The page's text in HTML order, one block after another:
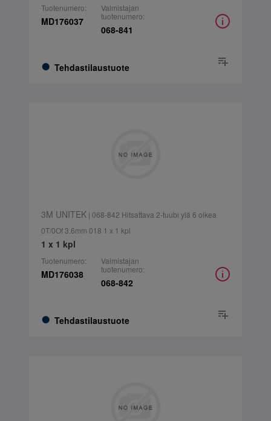
Tuotenumero:
MD176037
Tehdastilaustuote
Valmistajan
tuotenumero:
068-841
3M UNITEK| 068-842 Hitsattava 2-tuubi ylä 6 oikea
0T/0Of 3.6mm 018 1 x 1 kpl
1 x 1 kpl
Tuotenumero:
MD176038
Tehdastilaustuote
Valmistajan
tuotenumero:
068-842